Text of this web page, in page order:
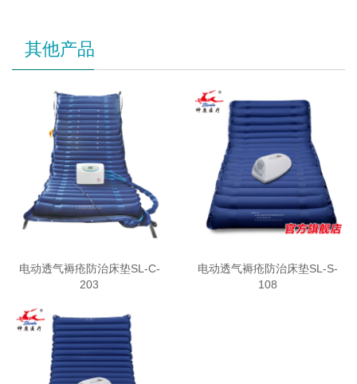
其他产品
电动透气褥疮防治床垫SL-C-
203
电动透气褥疮防治床垫SL-S-
108